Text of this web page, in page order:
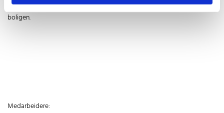
baderomskjerner i mur som tilskudd til oppvarming og ventilering av
boligen.
Medarbeidere: